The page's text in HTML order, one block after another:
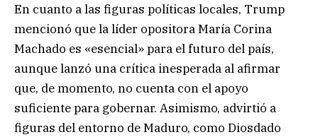
En cuanto a las figuras políticas locales, Trump
mencionó que la líder opositora María Corina
Machado es «esencial» para el futuro del país,
aunque lanzó una crítica inesperada al afirmar
que, de momento, no cuenta con el apoyo
suficiente para gobernar. Asimismo, advirtió a
figuras del entorno de Maduro, como Diosdado